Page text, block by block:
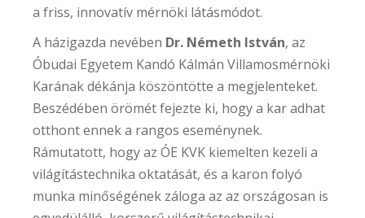
a friss, innovatív mérnöki látásmódot.
A házigazda nevében Dr. Németh István, az
Óbudai Egyetem Kandó Kálmán Villamosmérnöki
Karának dékánja köszöntötte a megjelenteket.
Beszédében örömét fejezte ki, hogy a kar adhat
otthont ennek a rangos eseménynek.
Rámutatott, hogy az ÓE KVK kiemelten kezeli a
világítástechnika oktatását, és a karon folyó
munka minőségének záloga az az országosan is